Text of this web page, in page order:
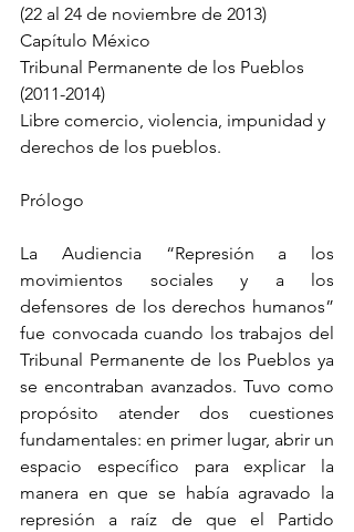
(22 al 24 de noviembre de 2013)
Capítulo México
Tribunal Permanente de los Pueblos
(2011-2014)
Libre comercio, violencia, impunidad y
derechos de los pueblos.
Prólogo
La Audiencia “Represión a los
movimientos sociales y a los
defensores de los derechos humanos”
fue convocada cuando los trabajos del
Tribunal Permanente de los Pueblos ya
se encontraban avanzados. Tuvo como
propósito atender dos cuestiones
fundamentales: en primer lugar, abrir un
espacio específico para explicar la
manera en que se había agravado la
represión a raíz de que el Partido